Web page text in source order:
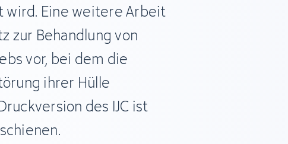
Eine weitere Arbeit
zur Behandlung von
vor, bei dem die
ihrer Hülle
des IJC ist